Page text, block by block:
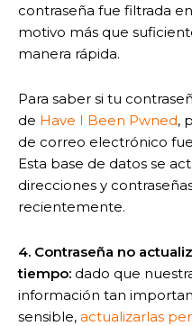
contraseña fue filtrada
motivo más que
manera rápida.
Para saber si tu
de Have I Been Pwned,
de correo electrónico
Esta base de datos se
direcciones y
recientemente.
4. Contraseña no
tiempo: dado que
información tan
sensible, actualizarlas